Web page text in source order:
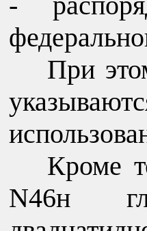
При
Кроме
N46н